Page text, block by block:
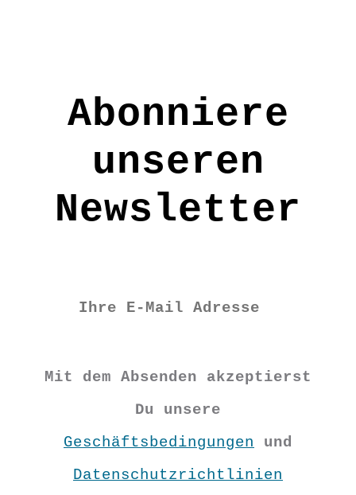
Abonniere
unseren
Newsletter
Mit dem Absenden akzeptierst
Du unsere
Geschäftsbedingungen und
Datenschutzrichtlinien